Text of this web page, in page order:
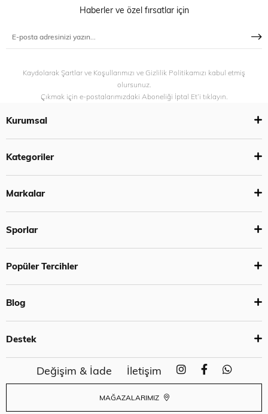
Haberler ve özel fırsatlar için
Kaydolarak Şartlar ve Koşullarımızı ve Gizlilik Politikamızı kabul etmiş
olursunuz.
Çıkmak için e-postalarımızdaki Aboneliği İptal Et’i tıklayın.
Kurumsal
Kategoriler
Markalar
Sporlar
Popüler Tercihler
Blog
Destek
Değişim & İade İletişim
MAĞAZALARIMIZ